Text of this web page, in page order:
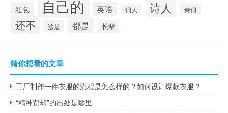
红包 自己的 英语 词人 诗人 诗词
还不 这是 都是 长辈
猜你想看的文章
工厂制作一件衣服的流程是怎么样的？如何设计爆款衣服？
“精神费却”的出处是哪里